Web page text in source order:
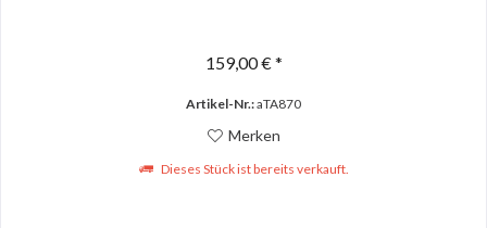
159,00 € *
Artikel-Nr.:aTA870
Merken
Dieses Stück ist bereits verkauft.